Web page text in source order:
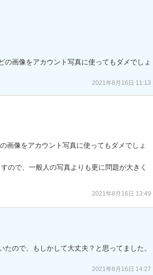
画像をアカウント写真に使ってもダメでしょ
2021年8月16日 11:13
画像をアカウント写真に使ってもダメでしょ
ので、一般人の写真よりも更に問題が大きく
2021年8月16日 13:49
ので、もしかして大丈夫？と思ってました。
2021年8月16日 14:27